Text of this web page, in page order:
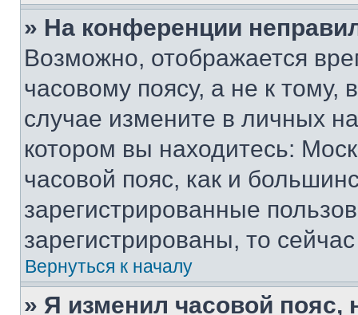
» На конференции
Возможно, отображается
часовому поясу, а не к тому,
случае измените в личных
котором вы находитесь:
часовой пояс, как и
зарегистрированные
зарегистрированы, то
Вернуться к началу
» Я изменил часовой пояс,